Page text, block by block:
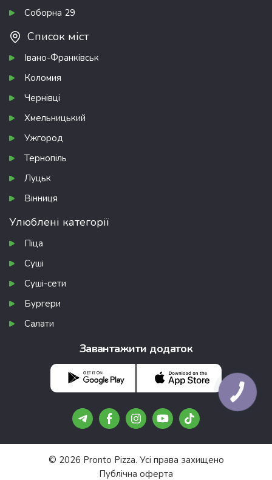
Соборна 29
Список міст
Івано-Франківськ
Коломия
Чернівці
Хмельницький
Ужгород
Тернопіль
Луцьк
Вінниця
Улюблені категорії
Піца
Суші
Суші-сети
Бургери
Салати
Завантажити додаток
© 2026 Pronto Pizza. Усі права захищено
Публічна оферта